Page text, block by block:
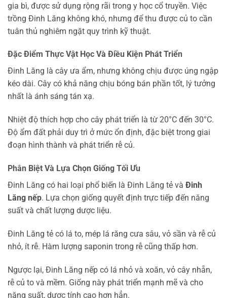
gia bì, được sử dụng rộng rãi trong y học cổ truyền. Việc
trồng Đinh Lăng không khó, nhưng để thu được củ to cần
tuân thủ nghiêm ngặt quy trình kỹ thuật.
Đặc Điểm Thực Vật Học Và Điều Kiện Phát Triển
Đinh Lăng là cây ưa ẩm, nhưng không chịu được úng ngập
kéo dài. Cây có khả năng chịu bóng bán phần tốt, lý tưởng
nhất là ánh sáng tán xạ.
Nhiệt độ thích hợp cho cây phát triển là từ 20°C đến 30°C.
Độ ẩm đất phải duy trì ở mức ổn định, đặc biệt trong giai
đoạn hình thành và phát triển rễ củ.
Phân Biệt Và Lựa Chọn Giống Tối Ưu
Đinh Lăng có hai loại phổ biến là Đinh Lăng tẻ và Đinh
Lăng nếp. Lựa chọn giống quyết định trực tiếp đến năng
suất và chất lượng dược liệu.
Đinh Lăng tẻ có lá to, mép lá răng cưa sâu, vỏ sần và rễ củ
nhỏ, ít rễ. Hàm lượng saponin trong rễ cũng thấp hơn.
Ngược lại, Đinh Lăng nếp có lá nhỏ và xoăn, vỏ cây nhẵn,
rễ củ to và mềm. Giống này phát triển mạnh mẽ và cho
năng suất, dược tính cao hơn hẳn.